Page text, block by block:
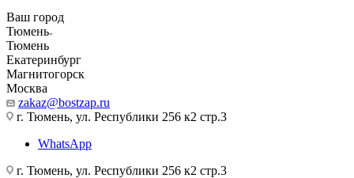
Ваш город
Тюмень
Тюмень
Екатеринбург
Магнитогорск
Москва
zakaz@bostzap.ru
г. Тюмень, ул. Республики 256 к2 стр.3
WhatsApp
г. Тюмень, ул. Республики 256 к2 стр.3